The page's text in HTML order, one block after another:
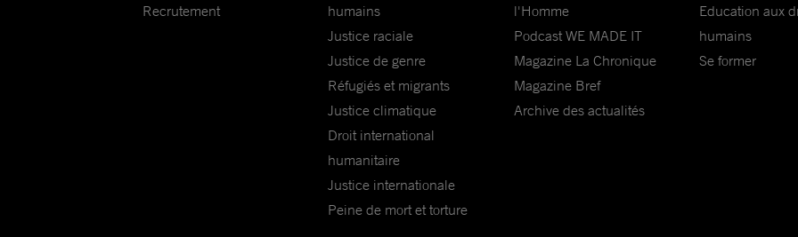
Recrutement
humains
Justice raciale
Justice de genre
Réfugiés et migrants
Justice climatique
Droit international
humanitaire
Justice internationale
Peine de mort et torture
l'Homme
Podcast WE MADE IT
Magazine La Chronique
Magazine Bref
Archive des actualités
Education aux
humains
Se former